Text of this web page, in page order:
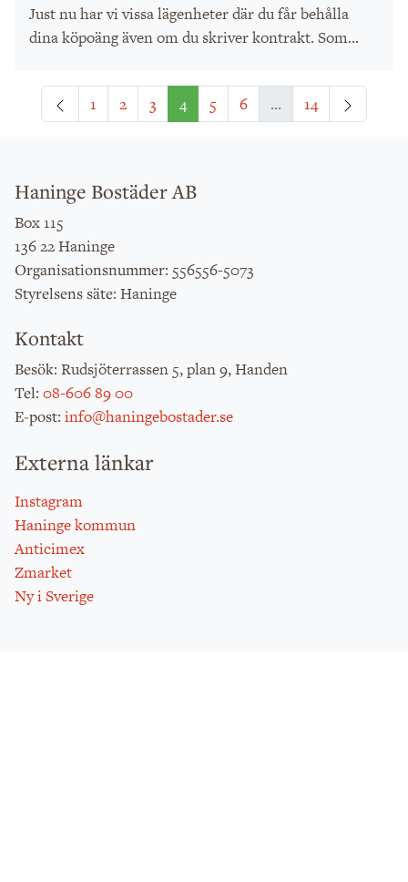
Just nu har vi vissa lägenheter där du får behålla
dina köpoäng även om du skriver kontrakt. Som...
Föregående
1 2 3 4 5 6 ... 14
Haninge Bostäder AB
Box 115
136 22 Haninge
Organisationsnummer: 556556-5073
Styrelsens säte: Haninge
Kontakt
Besök: Rudsjöterrassen 5, plan 9, Handen
Tel: 08-606 89 00
E-post: info@haningebostader.se
Externa länkar
Instagram
Haninge kommun
Anticimex
Zmarket
Ny i Sverige